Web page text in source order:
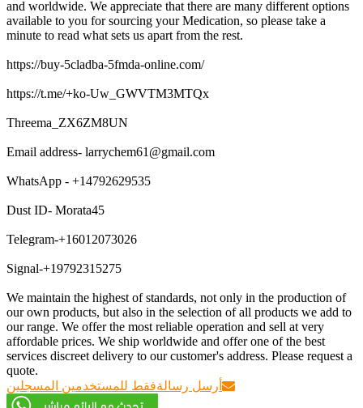
and worldwide. We appreciate that there are many different options
available to you for sourcing your Medication, so please take a
minute to read what sets us apart from the rest.
https://buy-5cladba-5fmda-online.com/
https://t.me/+ko-Uw_GWVTM3MTQx
Threema_ZX6ZM8UN
Email address- larrychem61@gmail.com
WhatsApp - +14792629535
Dust ID- Morata45
Telegram-+16012073026
Signal-+19792315275
We maintain the highest of standards, not only in the production of
our own products, but also in the selection of all products we add to
our range. We offer the most reliable operation and sell at very
affordable prices. We ship worldwide and offer one of the best
services discreet delivery to our customer's address. Please request a
quote.
أرسل رسالةفقط للمستخدمين المسجلين